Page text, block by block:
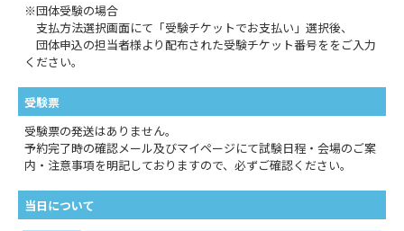
※団体受験の場合
支払方法選択画面にて「受験チケットでお支払い」選択後、
団体申込の担当者様より配布された受験チケット番号ををご入力
ください。
受験票
受験票の発送はありません。
予約完了時の確認メール及びマイページにて試験日程・会場のご案
内・注意事項を明記しておりますので、必ずご確認ください。
当日について